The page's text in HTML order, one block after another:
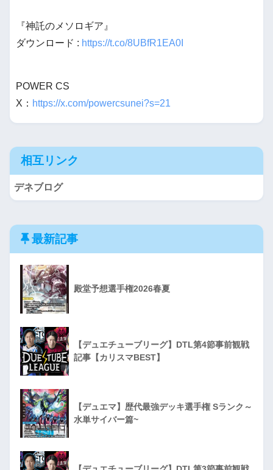
『神託のメソロギア』
ダウンロード : https://t.co/8UBfR1EA0I
POWER CS
X： https://x.com/powercsunei?s=21
相互リンク
デネブログ
最新記事
殿堂予想選手権2026春夏
【デュエチューブリーグ】DTL第4節事前観戦
記事【カリスマBEST】
【デュエマ】歴代最強デッキ選手権 Sランク～
水単サイバー篇~